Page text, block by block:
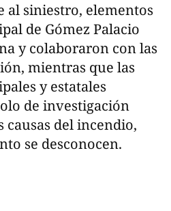
al siniestro, elementos
de Gómez Palacio
y colaboraron con las
mientras que las
y estatales
de investigación
del incendio,
se desconocen.